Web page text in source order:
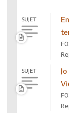
SUJET
SUJET